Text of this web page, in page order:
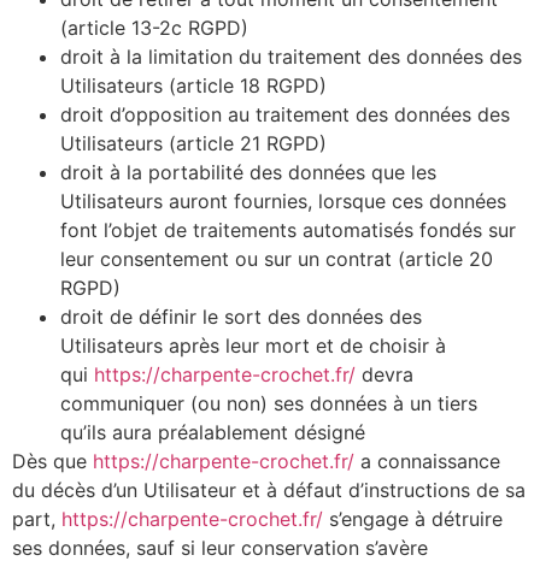
(article 13-2c RGPD)
droit à la limitation du traitement des données des
Utilisateurs (article 18 RGPD)
droit d’opposition au traitement des données des
Utilisateurs (article 21 RGPD)
droit à la portabilité des données que les
Utilisateurs auront fournies, lorsque ces données
font l’objet de traitements automatisés fondés sur
leur consentement ou sur un contrat (article 20
RGPD)
droit de définir le sort des données des
Utilisateurs après leur mort et de choisir à
qui https://charpente-crochet.fr/ devra
communiquer (ou non) ses données à un tiers
qu’ils aura préalablement désigné
Dès que https://charpente-crochet.fr/ a connaissance
du décès d’un Utilisateur et à défaut d’instructions de sa
part, https://charpente-crochet.fr/ s’engage à détruire
ses données, sauf si leur conservation s’avère